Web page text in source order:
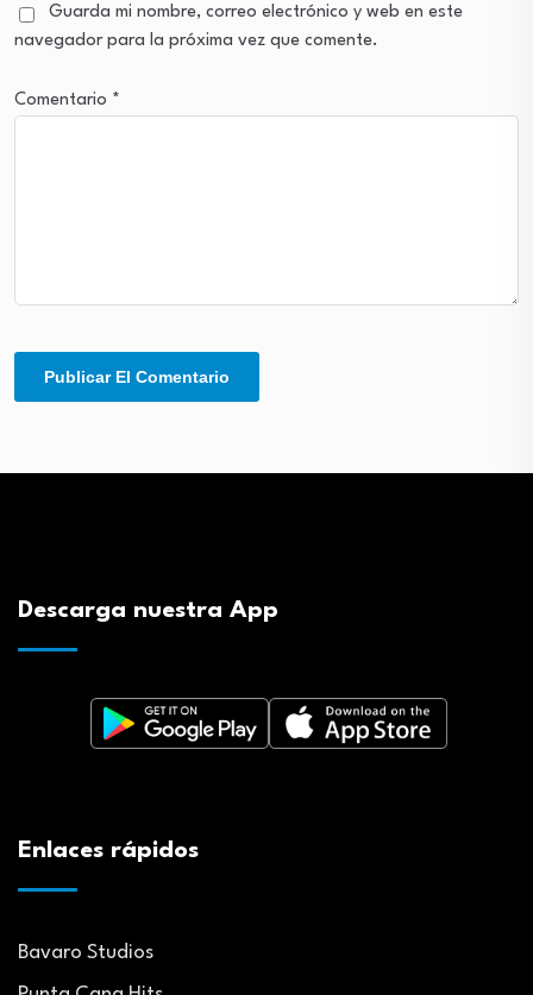
Guarda mi nombre, correo electrónico y web en este
navegador para la próxima vez que comente.
Comentario *
Descarga nuestra App
Enlaces rápidos
Bavaro Studios